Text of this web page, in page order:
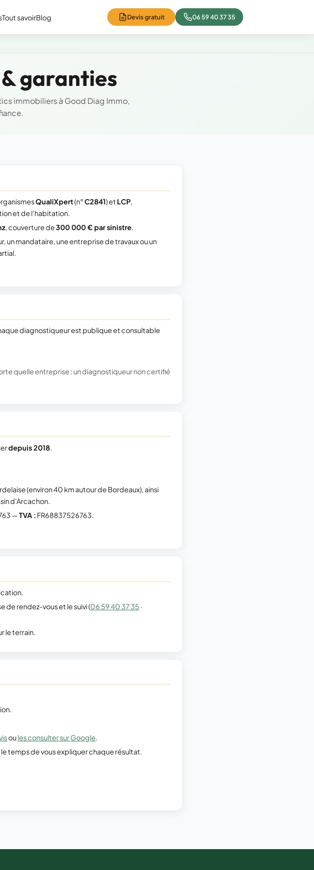
Tout savoirBlog Devis gratuit 06 59 40 37 35
garanties
immobiliers à Good Diag Immo,
QualiXpert(n°C2841) et LCP,
et de l'habitation.
, couverture de300 000 € par sinistre.
un mandataire, une entreprise de travaux ou un
diagnostiqueur est publique et consultable
quelle entreprise : un diagnostiqueur non certifié
depuis 2018
(environ 40 km autour de Bordeaux), ainsi
d'Arcachon.
—TVA : FR68837526763.
de rendez-vous et le suivi (06 59 40 37 35 ·
le terrain.
oules consulter sur Google.
temps de vous expliquer chaque résultat.